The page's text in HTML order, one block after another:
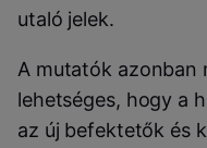
utaló jelek.
A mutatók azonban
lehetséges, hogy a
az új befektetők és